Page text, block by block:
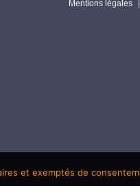
Mentions légales
et exemptés de